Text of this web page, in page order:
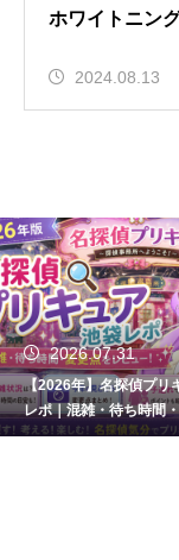
ホワイトニン
2024.08.13
2026.07.31
【2026年】名探偵プリ
レポ｜混雑・待ち時間
とめ